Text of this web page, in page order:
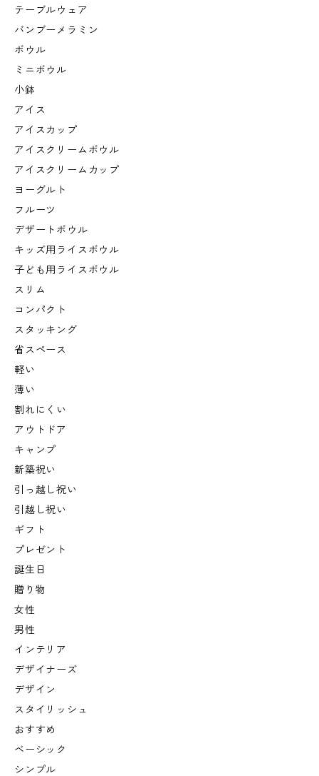
テーブルウェア
バンブーメラミン
ボウル
ミニボウル
小鉢
アイス
アイスカップ
アイスクリームボウル
アイスクリームカップ
ヨーグルト
フルーツ
デザートボウル
キッズ用ライスボウル
子ども用ライスボウル
スリム
コンパクト
スタッキング
省スペース
軽い
薄い
割れにくい
アウトドア
キャンプ
新築祝い
引っ越し祝い
引越し祝い
ギフト
プレゼント
誕生日
贈り物
女性
男性
インテリア
デザイナーズ
デザイン
スタイリッシュ
おすすめ
ベーシック
シンプル